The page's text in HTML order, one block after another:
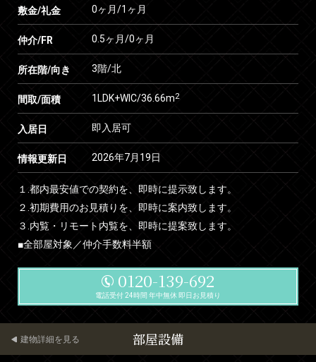
敷金/礼金 0ヶ月/1ヶ月
仲介/FR 0.5ヶ月/0ヶ月
所在階/向き 3階/北
間取/面積 1LDK+WIC/36.66m2
入居日 即入居可
情報更新日 2026年7月19日
１.都内最安値での契約を、即時に提示致します。
２.初期費用のお見積りを、即時に案内致します。
３.内覧・リモート内覧を、即時に提案致します。
■全部屋対象／仲介手数料半額
0120-139-692
電話受付 24時間 年中無休 即日お見積り
部屋設備
建物詳細を見る